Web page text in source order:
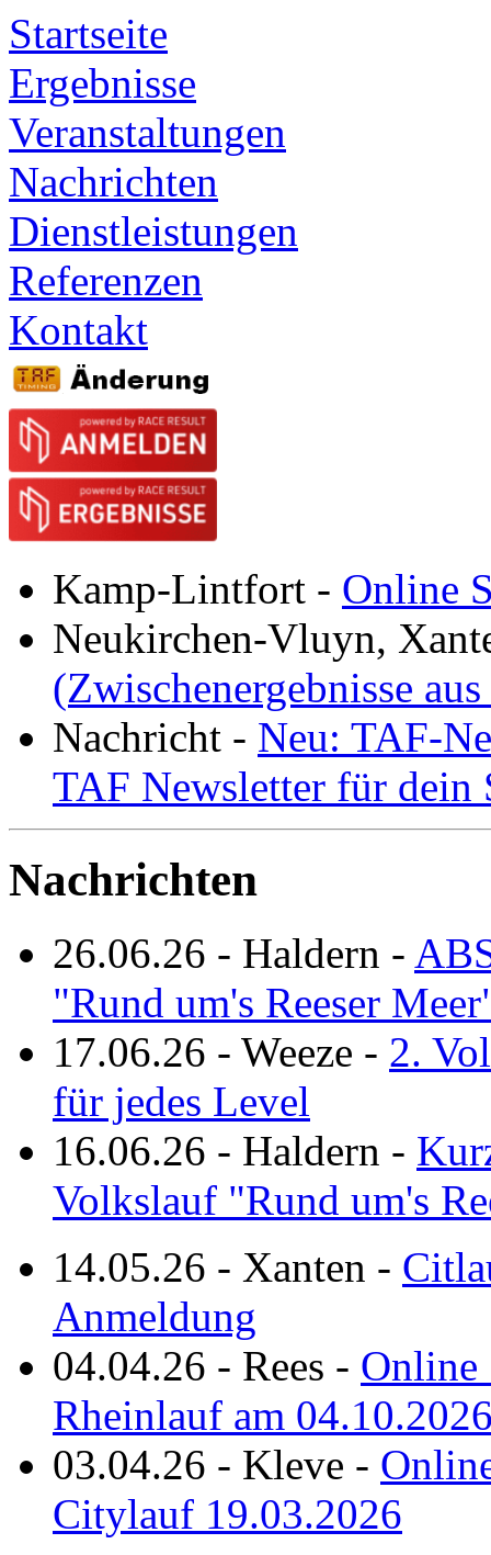
Startseite
Ergebnisse
Veranstaltungen
Nachrichten
Dienstleistungen
Referenzen
Kontakt
Kamp-Lintfort - Online
Neukirchen-Vluyn,
(Zwischenergebnisse
Nachricht - Neu: TAF-
TAF Newsletter für dein
Nachrichten
26.06.26 - Haldern -
"Rund um's Reeser
17.06.26 - Weeze - 2.
für jedes Level
16.06.26 - Haldern -
Volkslauf "Rund um's
14.05.26 - Xanten -
Anmeldung
04.04.26 - Rees - Online
Rheinlauf am
03.04.26 - Kleve -
Citylauf 19.03.2026